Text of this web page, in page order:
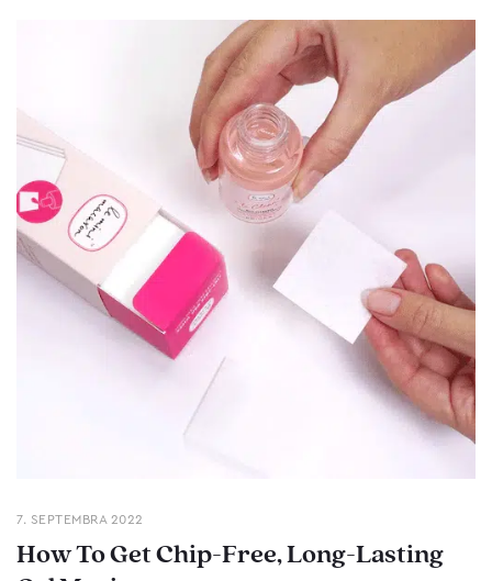
7. SEPTEMBRA 2022
How To Get Chip-Free, Long-Lasting